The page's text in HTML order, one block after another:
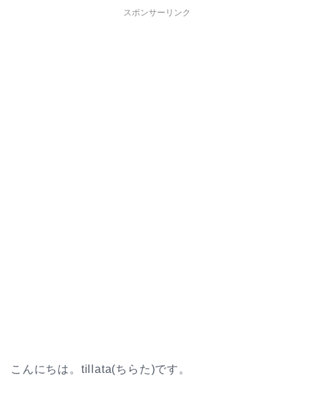
スポンサーリンク
こんにちは。tillata(ちらた)です。